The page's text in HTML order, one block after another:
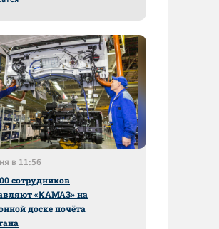
в 11:56
сотрудников
«КАМАЗ» на
доске почёта